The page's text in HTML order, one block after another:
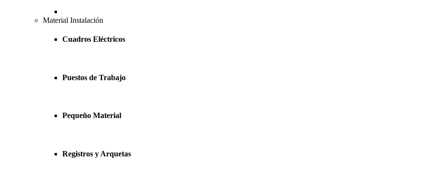
Material Instalación
Cuadros Eléctricos
Puestos de Trabajo
Pequeño Material
Registros y Arquetas